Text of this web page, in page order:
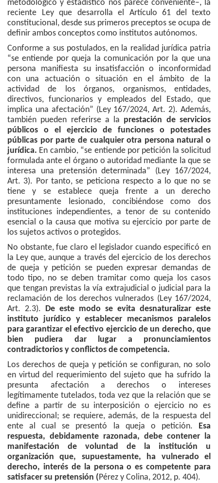
metodológico y estadístico nos parece conveniente–, la
reciente Ley que desarrolla el Artículo 61 del texto
constitucional, desde sus primeros preceptos se ocupa de
definir ambos conceptos como institutos autónomos.
Conforme a sus postulados, en la realidad jurídica patria
“se entiende por queja la comunicación por la que una
persona manifiesta su insatisfacción o inconformidad
con una actuación o situación en el ámbito de la
actividad de los órganos, organismos, entidades,
directivos, funcionarios y empleados del Estado, que
implica una afectación” (Ley 167/2024, Art. 2). Además,
también pueden referirse a la prestación de servicios
públicos o el ejercicio de funciones o potestades
públicas por parte de cualquier otra persona natural o
jurídica. En cambio, “se entiende por petición la solicitud
formulada ante el órgano o autoridad mediante la que se
interesa una pretensión determinada” (Ley 167/2024,
Art. 3). Por tanto, se peticiona respecto a lo que no se
tiene y se establece queja frente a un derecho
presuntamente lesionado, concibiéndose como dos
instituciones independientes, a tenor de su contenido
esencial o la causa que motiva su ejercicio por parte de
los sujetos activos o protegidos.
No obstante, fue claro el legislador cuando especificó en
la Ley que, aunque a través del ejercicio de los derechos
de queja y petición se pueden expresar demandas de
todo tipo, no se deben tramitar como queja los casos
que tengan previstas la vía extrajudicial o judicial para la
reclamación de los derechos vulnerados (Ley 167/2024,
Art. 2.3). De este modo se evita desnaturalizar este
instituto jurídico y establecer mecanismos paralelos
para garantizar el efectivo ejercicio de un derecho, que
bien pudiera dar lugar a pronunciamientos
contradictorios y conflictos de competencia.
Los derechos de queja y petición se configuran, no solo
en virtud del requerimiento del sujeto que ha sufrido la
presunta afectación a derechos o intereses
legítimamente tutelados, toda vez que la relación que se
define a partir de su interposición o ejercicio no es
unidireccional; se requiere, además, de la respuesta del
ente al cual se presentó la queja o petición. Esa
respuesta, debidamente razonada, debe contener la
manifestación de voluntad de la institución u
organización que, supuestamente, ha vulnerado el
derecho, interés de la persona o es competente para
satisfacer su pretensión (Pérez y Colina, 2012, p. 404).